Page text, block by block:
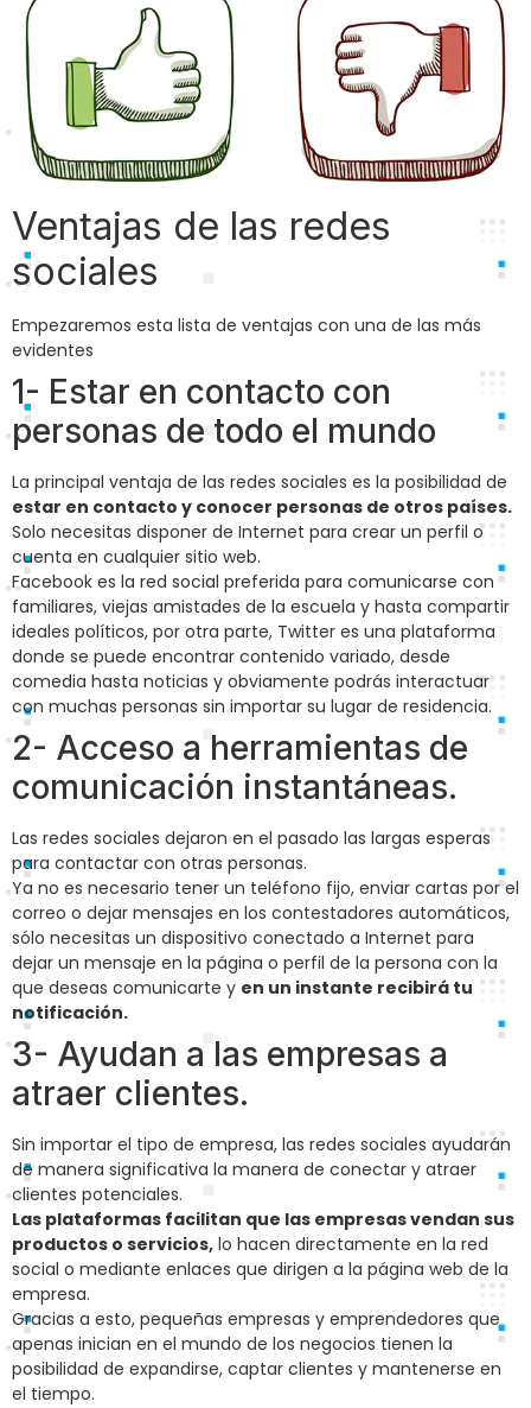
Ventajas de las redes
sociales
Empezaremos esta lista de ventajas con una de las más
evidentes
1- Estar en contacto con
personas de todo el mundo
La principal ventaja de las redes sociales es la posibilidad de
estar en contacto y conocer personas de otros países.
Solo necesitas disponer de Internet para crear un perfil o
cuenta en cualquier sitio web.
Facebook es la red social preferida para comunicarse con
familiares, viejas amistades de la escuela y hasta compartir
ideales políticos, por otra parte, Twitter es una plataforma
donde se puede encontrar contenido variado, desde
comedia hasta noticias y obviamente podrás interactuar
con muchas personas sin importar su lugar de residencia.
2- Acceso a herramientas de
comunicación instantáneas.
Las redes sociales dejaron en el pasado las largas esperas
para contactar con otras personas.
Ya no es necesario tener un teléfono fijo, enviar cartas por el
correo o dejar mensajes en los contestadores automáticos,
sólo necesitas un dispositivo conectado a Internet para
dejar un mensaje en la página o perfil de la persona con la
que deseas comunicarte y en un instante recibirá tu
notificación.
3- Ayudan a las empresas a
atraer clientes.
Sin importar el tipo de empresa, las redes sociales ayudarán
de manera significativa la manera de conectar y atraer
clientes potenciales.
Las plataformas facilitan que las empresas vendan sus
productos o servicios, lo hacen directamente en la red
social o mediante enlaces que dirigen a la página web de la
empresa.
Gracias a esto, pequeñas empresas y emprendedores que
apenas inician en el mundo de los negocios tienen la
posibilidad de expandirse, captar clientes y mantenerse en
el tiempo.